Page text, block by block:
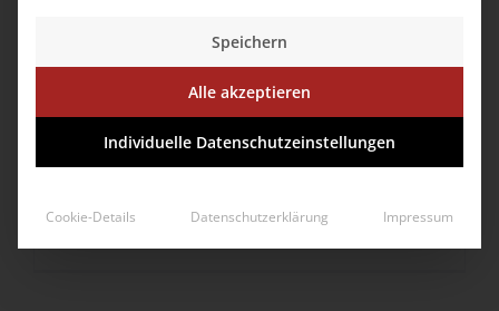
Zentraler Diakonieverein
Speichern
Alle akzeptieren
Individuelle Datenschutzeinstellungen
Cookie-Details Datenschutzerklärung Impressum